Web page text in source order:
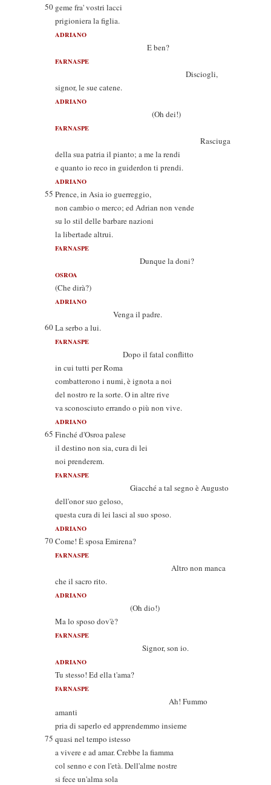
50 geme fra' vostri lacci
prigioniera la figlia.
ADRIANO
E ben?
FARNASPE
Disciogli,
signor, le sue catene.
ADRIANO
(Oh dei!)
FARNASPE
Rasciuga
della sua patria il pianto; a me la rendi
e quanto io reco in guiderdon ti prendi.
ADRIANO
55 Prence, in Asia io guerreggio,
non cambio o merco; ed Adrian non vende
su lo stil delle barbare nazioni
la libertade altrui.
FARNASPE
Dunque la doni?
OSROA
(Che dirà?)
ADRIANO
Venga il padre.
60La serbo a lui.
FARNASPE
Dopo il fatal conflitto
in cui tutti per Roma
combatterono i numi, è ignota a noi
del nostro re la sorte. O in altre rive
va sconosciuto errando o più non vive.
ADRIANO
65 Finché d'Osroa palese
il destino non sia, cura di lei
noi prenderem.
FARNASPE
Giacché a tal segno è Augusto
dell'onor suo geloso,
questa cura di lei lasci al suo sposo.
ADRIANO
70Come! È sposa Emirena?
FARNASPE
Altro non manca
che il sacro rito.
ADRIANO
(Oh dio!)
Ma lo sposo dov'è?
FARNASPE
Signor, son io.
ADRIANO
Tu stesso! Ed ella t'ama?
FARNASPE
Ah! Fummo
amanti
pria di saperlo ed apprendemmo insieme
75 quasi nel tempo istesso
a vivere e ad amar. Crebbe la fiamma
col senno e con l'età. Dell'alme nostre
si fece un'alma sola